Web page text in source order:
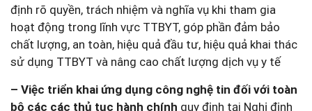
định rõ quyền, trách nhiệm và nghĩa vụ khi tham gia
hoạt động trong lĩnh vực TTBYT, góp phần đảm bảo
chất lượng, an toàn, hiệu quả đầu tư, hiệu quả khai thác
sử dụng TTBYT và nâng cao chất lượng dịch vụ y tế
– Việc triển khai ứng dụng công nghệ tin đối với toàn
bộ các các thủ tục hành chính quy định tại Nghị định